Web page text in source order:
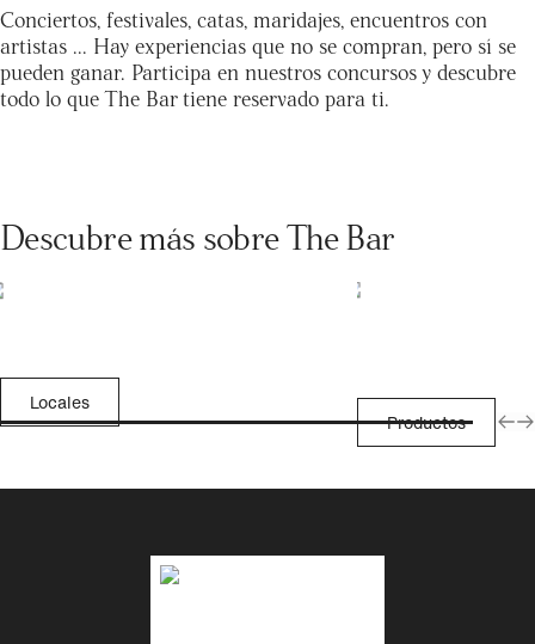
Conciertos, festivales, catas, maridajes, encuentros con
artistas ... Hay experiencias que no se compran, pero sí se
pueden ganar. Participa en nuestros concursos y descubre
todo lo que The Bar tiene reservado para ti.
Descubre más sobre The Bar
Locales
Productos